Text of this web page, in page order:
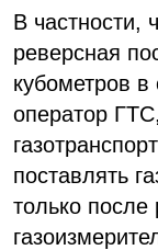
В частности,
реверсная
кубометров в
оператор
поставлять
только после